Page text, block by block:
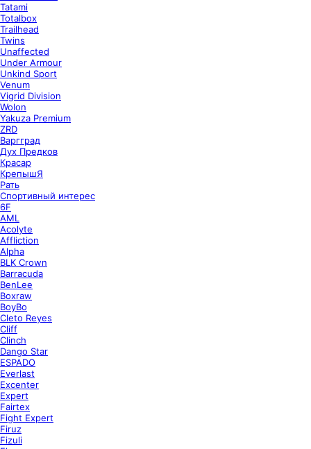
Tatami
Totalbox
Trailhead
Twins
Unaffected
Under Armour
Unkind Sport
Venum
Vigrid Division
Wolon
Yakuza Premium
ZRD
Варгград
Дух Предков
Красар
КрепышЯ
Рать
Спортивный интерес
6F
AML
Acolyte
Affliction
Alpha
BLK Crown
Barracuda
BenLee
Boxraw
BoyBo
Cleto Reyes
Cliff
Clinch
Dango Star
ESPADO
Everlast
Excenter
Expert
Fairtex
Fight Expert
Firuz
Fizuli